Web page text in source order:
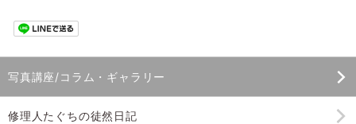
写真講座/コラム・ギャラリー
修理人たぐちの徒然日記